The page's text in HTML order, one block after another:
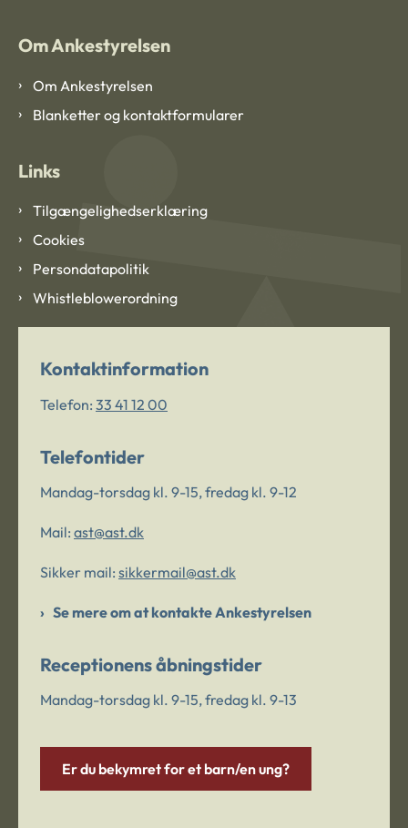
Om Ankestyrelsen
Om Ankestyrelsen
Blanketter og kontaktformularer
Links
Tilgængelighedserklæring
Cookies
Persondatapolitik
Whistleblowerordning
Kontaktinformation
Telefon: 33 41 12 00
Telefontider
Mandag-torsdag kl. 9-15, fredag kl. 9-12
Mail: ast@ast.dk
Sikker mail: sikkermail@ast.dk
Se mere om at kontakte Ankestyrelsen
Receptionens åbningstider
Mandag-torsdag kl. 9-15, fredag kl. 9-13
Er du bekymret for et barn/en ung?